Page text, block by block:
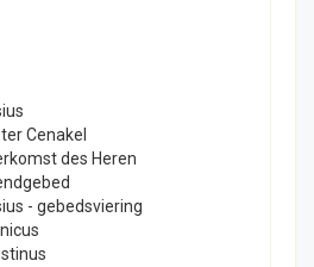
Cenakel
des Heren
- gebedsviering